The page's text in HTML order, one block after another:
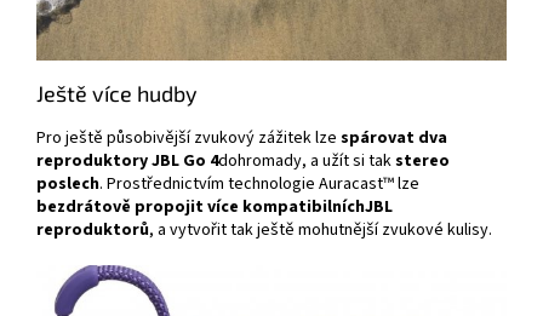
Ještě více hudby
Pro ještě působivější zvukový zážitek lze spárovat dva
reproduktory JBL Go 4dohromady, a užít si takstereo
poslech. Prostřednictvím technologie Auracast™ lze
bezdrátově propojitvíce kompatibilníchJBL
reproduktorů, a vytvořit tak ještě mohutnější zvukové kulisy.